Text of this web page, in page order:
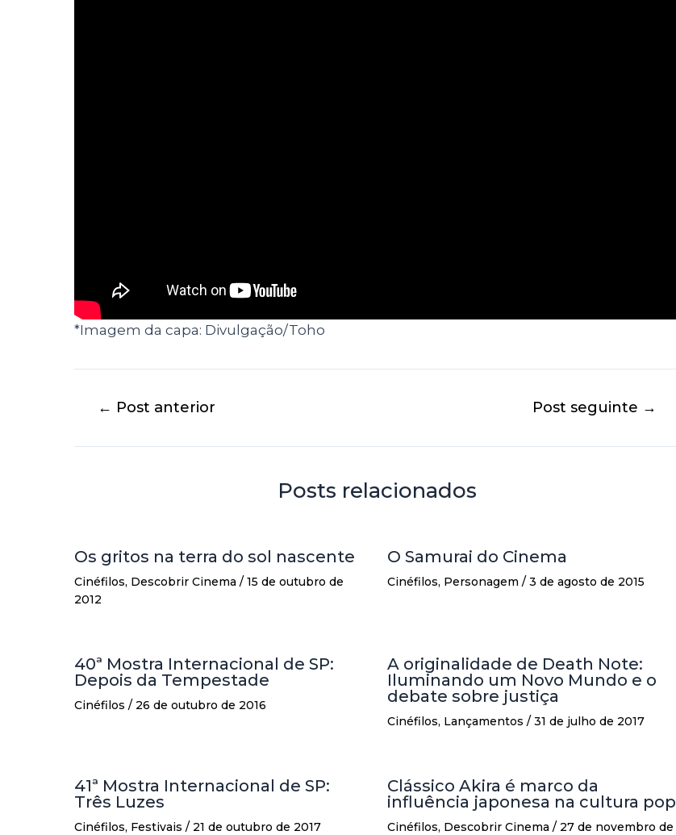
*Imagem da capa: Divulgação/Toho
← Post anterior Post seguinte →
Posts relacionados
Os gritos na terra do sol nascente
Cinéfilos, Descobrir Cinema / 15 de outubro de
2012
O Samurai do Cinema
Cinéfilos, Personagem / 3 de agosto de 2015
40ª Mostra Internacional de SP:
Depois da Tempestade
Cinéfilos / 26 de outubro de 2016
A originalidade de Death Note:
Iluminando um Novo Mundo e o
debate sobre justiça
Cinéfilos, Lançamentos / 31 de julho de 2017
41ª Mostra Internacional de SP:
Três Luzes
Cinéfilos, Festivais / 21 de outubro de 2017
Clássico Akira é marco da
influência japonesa na cultura pop
Cinéfilos, Descobrir Cinema / 27 de novembro de